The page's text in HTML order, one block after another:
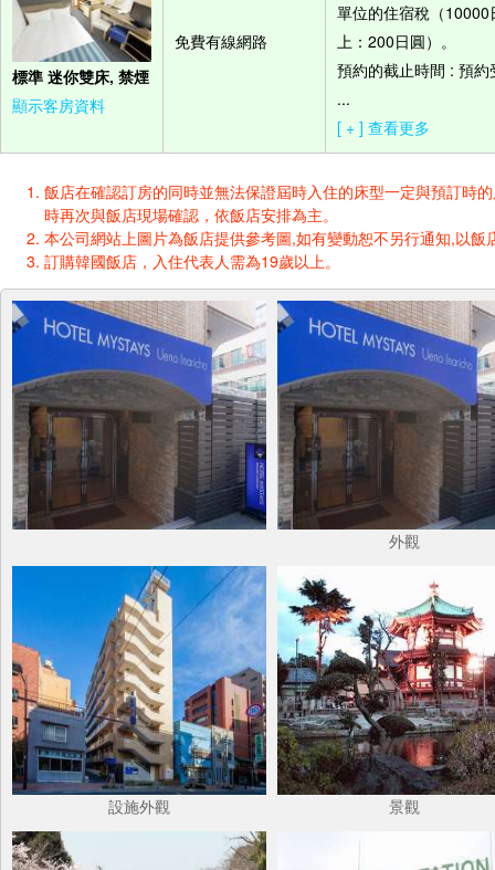
標準 迷你雙床, 禁煙
顯示客房資料
免費有線網路
單位的住宿稅（
上：200日圓）。
預約的截止時間 : 預
...
[ + ] 查看更多
飯店在確認訂房的同時並無法保證屆時入住的床型一定與預訂時
時再次與飯店現場確認，依飯店安排為主。
本公司網站上圖片為飯店提供參考圖,如有變動恕不另行通知,以飯
訂購韓國飯店，入住代表人需為19歲以上。
外觀
設施外觀 景觀